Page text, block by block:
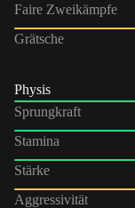
Faire Zweikämpfe
Grätsche
Physis
Sprungkraft
Stamina
Stärke
Aggressivität